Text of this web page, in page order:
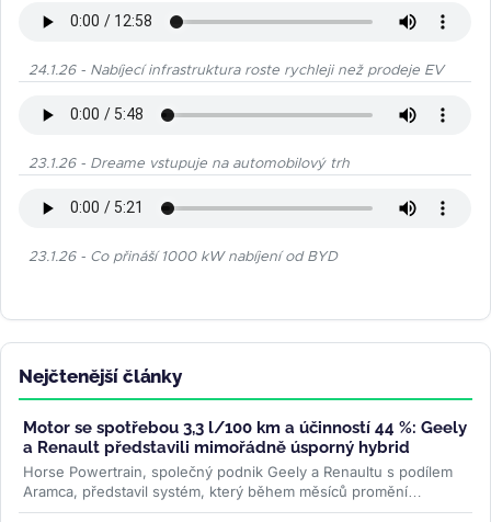
24.1.26 - Nabíjecí infrastruktura roste rychleji než prodeje EV
23.1.26 - Dreame vstupuje na automobilový trh
23.1.26 - Co přináší 1000 kW nabíjení od BYD
Nejčtenější články
Motor se spotřebou 3,3 l/100 km a účinností 44 %: Geely
a Renault představili mimořádně úsporný hybrid
Horse Powertrain, společný podnik Geely a Renaultu s podílem
Aramca, představil systém, který během měsíců promění
elektromobilovou...>>